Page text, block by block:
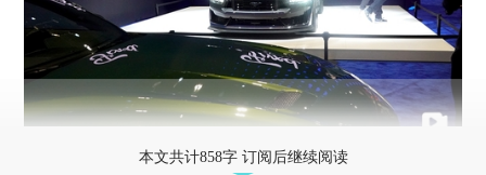
本文共计858字 订阅后继续阅读